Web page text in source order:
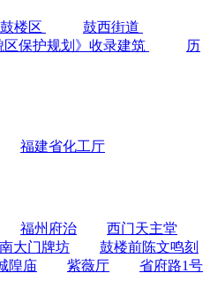
鼓楼区
鼓西街道
区保护规划》收录建筑
历
福建省化工厅
福州府治
西门天主堂
大门牌坊
鼓楼前陈文鸣刻
隍庙 紫薇厅
省府路1号